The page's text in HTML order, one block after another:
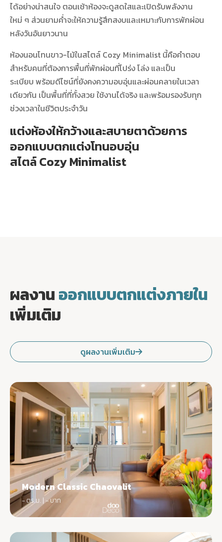
ได้อย่างน่าสนใจ ตอนเช้าห้องจะดูสดใสและเปิดรับพลังงาน
ใหม่ ๆ ส่วนยามค่ำจะให้ความรู้สึกสงบและเหมาะกับการพักผ่อน
หลังวันอันยาวนาน
ห้องนอนโทนขาว-ไม้ในสไตล์ Cozy Minimalist นี้คือคำตอบ
สำหรับคนที่ต้องการพื้นที่พักผ่อนที่โปร่ง โล่ง และเป็น
ระเบียบ พร้อมดีไซน์ที่ยังคงความอบอุ่นและผ่อนคลายในเวลา
เดียวกัน เป็นพื้นที่ที่ทั้งสวย ใช้งานได้จริง และพร้อมรองรับทุก
ช่วงเวลาในชีวิตประจำวัน
แต่งห้องให้กว้างและสบายตาด้วยการ
ออกแบบตกแต่งโทนอบอุ่น
สไตล์ Cozy Minimalist
ผลงานออกแบบตกแต่งภายใน
เพิ่มเติม
ดูผลงานเพิ่มเติม
Modern Classic Chaovalit
- ตร.ม. | - บาท